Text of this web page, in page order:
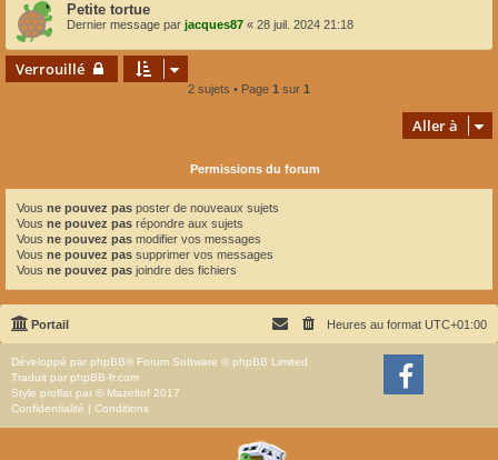
Petite tortue
Dernier message par jacques87 « 28 juil. 2024 21:18
Verrouillé
2 sujets • Page 1 sur 1
Aller à
Permissions du forum
Vous ne pouvez pas poster de nouveaux sujets
Vous ne pouvez pas répondre aux sujets
Vous ne pouvez pas modifier vos messages
Vous ne pouvez pas supprimer vos messages
Vous ne pouvez pas joindre des fichiers
Portail Heures au format UTC+01:00
Développé par phpBB® Forum Software © phpBB Limited
Traduit par phpBB-fr.com
Style proflat par © Mazeltof 2017
Confidentialité
Conditions